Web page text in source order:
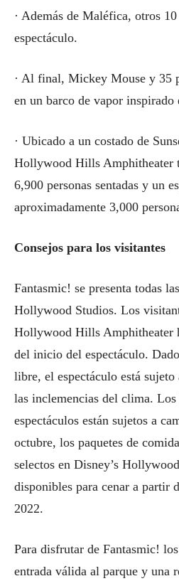
· Además de Maléfica, otros
espectáculo.
· Al final, Mickey Mouse y 35
en un barco de vapor
· Ubicado a un costado de
Hollywood Hills Amphitheater
6,900 personas sentadas y un
aproximadamente 3,000
Consejos para los visitantes
Fantasmic! se presenta todas
Hollywood Studios. Los
Hollywood Hills Amphitheater
del inicio del espectáculo.
libre, el espectáculo está
las inclemencias del clima.
espectáculos están sujetos a
octubre, los paquetes de
selectos en Disney’s
disponibles para cenar a partir
2022.
Para disfrutar de Fantasmic!
entrada válida al parque y una